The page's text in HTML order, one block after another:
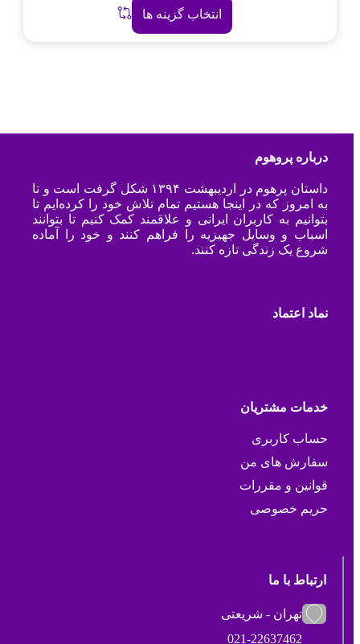
انتخاب گزینه ها
درباره پروهوم
داستان پرهوم در اردیبهشت ۱۳۹۴ شکل گرفت است و تا
به امروز که در اینجا هستیم تمام تلاش خود را کرده‌ایم تا
بتوانیم به کاربران ایرانی و علاقمند کمک کنیم تا بتوانند
اسباب و وسایل جهیزیه را فراهم کنند و خود را آماده
شروع یک زندگی تازه کنند.
نماد اعتماد
خدمات مشتریان
حساب کاربری
سفارش های من
قوانین و مقررات
حریم خصوصی
ارتباط با ما
تهران - شریعتی
021-22637462